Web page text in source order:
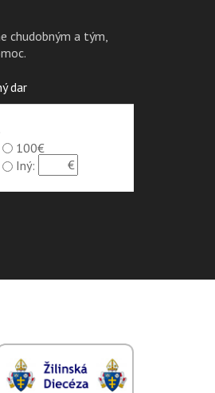
chudobným a tým,
dar
100€
Iný: